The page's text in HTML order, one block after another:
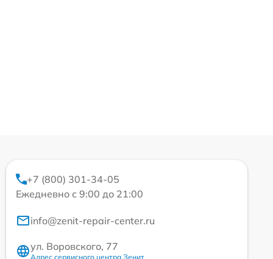
+7 (800) 301-34-05
Ежедневно с 9:00 до 21:00
info@zenit-repair-center.ru
ул. Воровского, 77
Адрес сервисного центра Зенит